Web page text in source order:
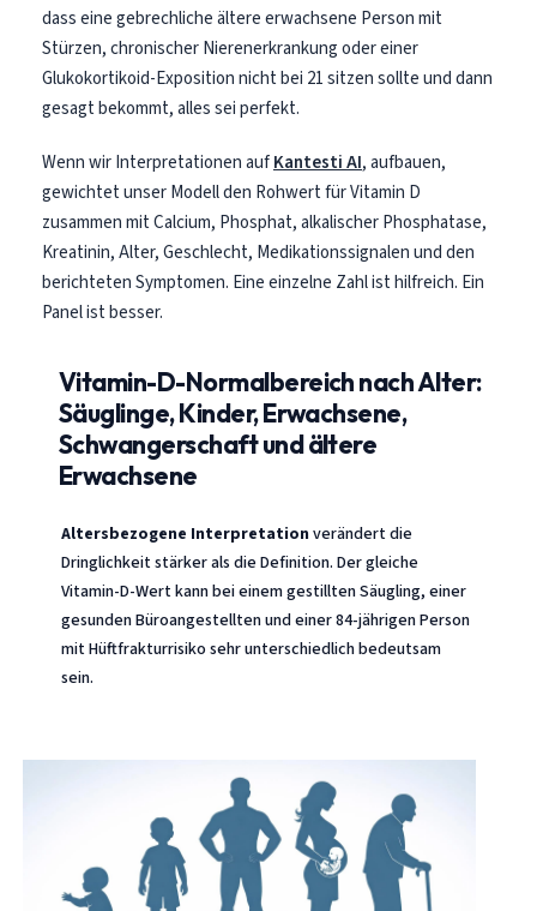
dass eine gebrechliche ältere erwachsene Person mit
Stürzen, chronischer Nierenerkrankung oder einer
Glukokortikoid-Exposition nicht bei 21 sitzen sollte und dann
gesagt bekommt, alles sei perfekt.
Wenn wir Interpretationen aufKantesti AI, aufbauen,
gewichtet unser Modell den Rohwert für Vitamin D
zusammen mit Calcium, Phosphat, alkalischer Phosphatase,
Kreatinin, Alter, Geschlecht, Medikationssignalen und den
berichteten Symptomen. Eine einzelne Zahl ist hilfreich. Ein
Panel ist besser.
Vitamin-D-Normalbereich nach Alter:
Säuglinge, Kinder, Erwachsene,
Schwangerschaft und ältere
Erwachsene
Altersbezogene Interpretation verändert die
Dringlichkeit stärker als die Definition. Der gleiche
Vitamin-D-Wert kann bei einem gestillten Säugling, einer
gesunden Büroangestellten und einer 84-jährigen Person
mit Hüftfrakturrisiko sehr unterschiedlich bedeutsam
sein.